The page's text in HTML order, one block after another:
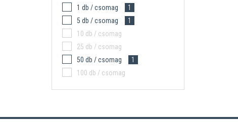
1 db / csomag
1
5 db / csomag
1
10 db / csomag
25 db / csomag
50 db / csomag
1
100 db / csomag